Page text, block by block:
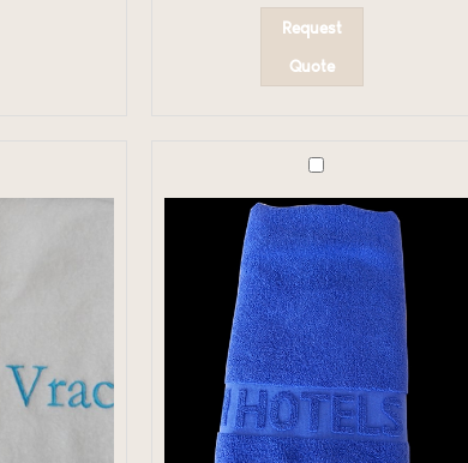
Request
Quote
70cm*140cm